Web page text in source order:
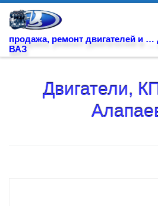
Skip to content
продажа, ремонт двигателей и …
ВАЗ
Двигатели,